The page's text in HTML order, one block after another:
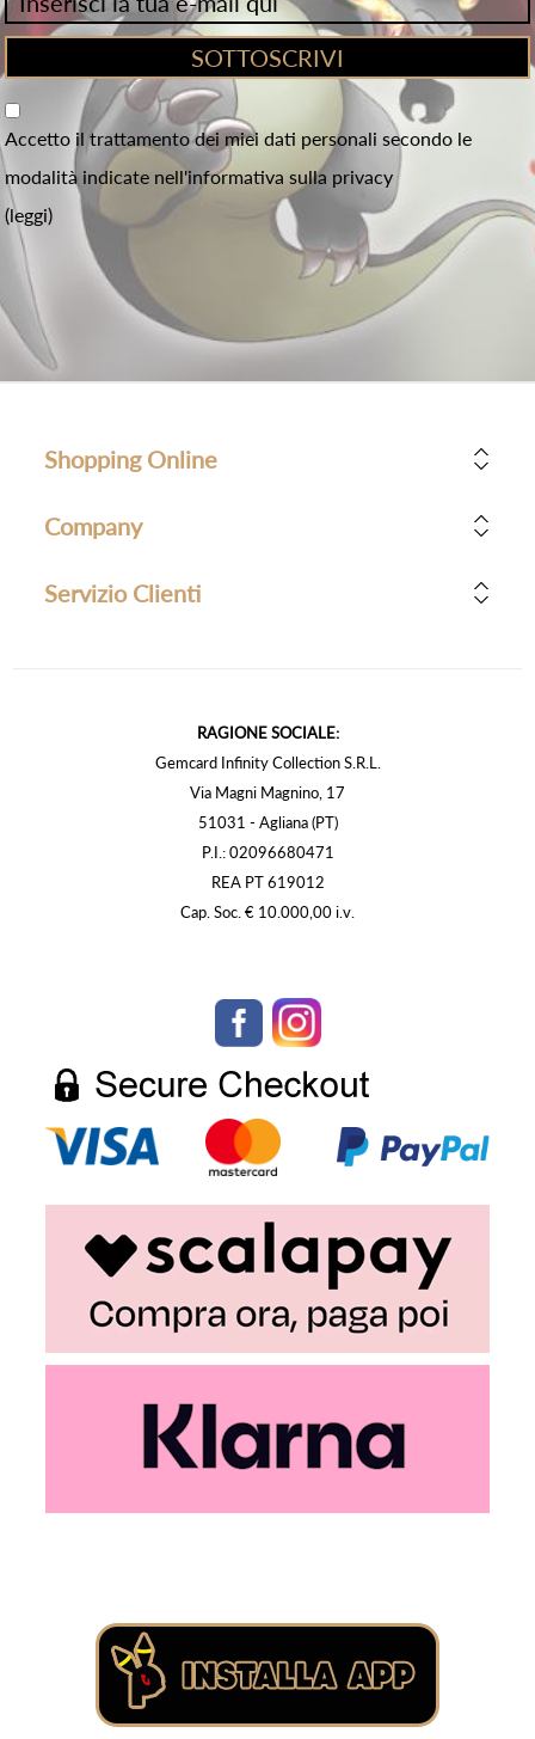
Accetto il trattamento dei miei dati personali secondo le
modalità indicate nell'informativa sulla privacy
(leggi)
Shopping Online
Company
Servizio Clienti
RAGIONE SOCIALE:
Gemcard Infinity Collection S.R.L.
Via Magni Magnino, 17
51031 - Agliana (PT)
P.I.: 02096680471
REA PT 619012
Cap. Soc. € 10.000,00 i.v.